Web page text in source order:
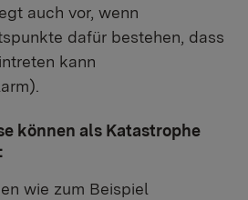
auch vor, wenn
dafür bestehen, dass
kann
können als Katastrophe
wie zum Beispiel